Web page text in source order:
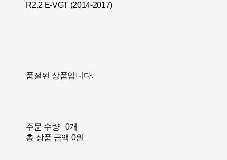
R2.2 E-VGT (2014-2017)
품절된 상품입니다.
주문 수량
0개
총 상품 금액 0원